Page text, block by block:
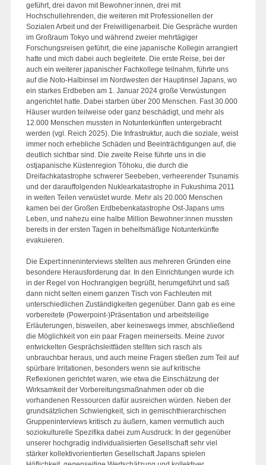
geführt, drei davon mit Bewohner:innen, drei mit
Hochschullehrenden, die weiteren mit Professionellen der
Sozialen Arbeit und der Freiwilligenarbeit. Die Gespräche wurden
im Großraum Tokyo und während zweier mehrtägiger
Forschungsreisen geführt, die eine japanische Kollegin arrangiert
hatte und mich dabei auch begleitete. Die erste Reise, bei der
auch ein weiterer japanischer Fachkollege teilnahm, führte uns
auf die Noto-Halbinsel im Nordwesten der Hauptinsel Japans, wo
ein starkes Erdbeben am 1. Januar 2024 große Verwüstungen
angerichtet hatte. Dabei starben über 200 Menschen. Fast 30.000
Häuser wurden teilweise oder ganz beschädigt, und mehr als
12.000 Menschen mussten in Notunterkünften untergebracht
werden (vgl. Reich 2025). Die Infrastruktur, auch die soziale, weist
immer noch erhebliche Schäden und Beeinträchtigungen auf, die
deutlich sichtbar sind. Die zweite Reise führte uns in die
ostjapanische Küstenregion Tōhoku, die durch die
Dreifachkatastrophe schwerer Seebeben, verheerender Tsunamis
und der darauffolgenden Nuklearkatastrophe in Fukushima 2011
in weiten Teilen verwüstet wurde. Mehr als 20.000 Menschen
kamen bei der Großen Erdbebenkatastrophe Ost-Japans ums
Leben, und nahezu eine halbe Million Bewohner:innen mussten
bereits in der ersten Tagen in behelfsmäßige Notunterkünfte
evakuieren.
Die Expert:inneninterviews stellten aus mehreren Gründen eine
besondere Herausforderung dar. In den Einrichtungen wurde ich
in der Regel von Hochrangigen begrüßt, herumgeführt und saß
dann nicht selten einem ganzen Tisch von Fachleuten mit
unterschiedlichen Zuständigkeiten gegenüber. Dann gab es eine
vorbereitete (Powerpoint-)Präsentation und arbeitsteilige
Erläuterungen, bisweilen, aber keineswegs immer, abschließend
die Möglichkeit von ein paar Fragen meinerseits. Meine zuvor
entwickelten Gesprächsleitfäden stellten sich rasch als
unbrauchbar heraus, und auch meine Fragen stießen zum Teil auf
spürbare Irritationen, besonders wenn sie auf kritische
Reflexionen gerichtet waren, wie etwa die Einschätzung der
Wirksamkeit der Vorbereitungsmaßnahmen oder ob die
vorhandenen Ressourcen dafür ausreichen würden. Neben der
grundsätzlichen Schwierigkeit, sich in gemischthierarchischen
Gruppeninterviews kritisch zu äußern, kamen vermutlich auch
soziokulturelle Spezifika dabei zum Ausdruck: In der gegenüber
unserer hochgradig individualisierten Gesellschaft sehr viel
stärker kollektivorientierten Gesellschaft Japans spielen